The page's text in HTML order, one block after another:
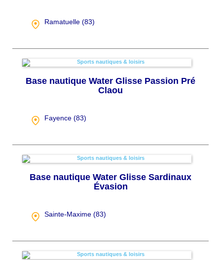
Ramatuelle (83)
Base nautique Water Glisse Passion Pré
Claou
Fayence (83)
Base nautique Water Glisse Sardinaux
Évasion
Sainte-Maxime (83)